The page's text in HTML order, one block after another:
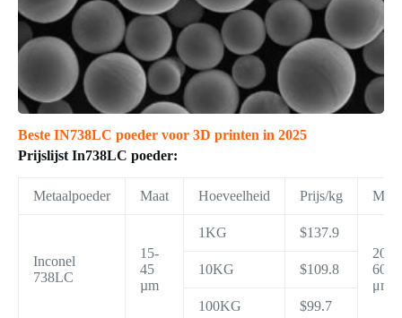
Beste IN738LC poeder voor 3D printen in 2025
Prijslijst In738LC poeder:
Metaalpoeder Maat Hoeveelheid Prijs/kg Maat
Inconel
738LC
15-
45
µm
1KG
$137.9
20-
60
μm
10KG $109.8
100KG $99.7